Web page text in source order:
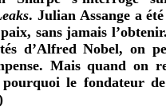
. Julian Assange a
sans jamais
d’Alfred Nobel, on
Mais quand on
pourquoi le fondateur